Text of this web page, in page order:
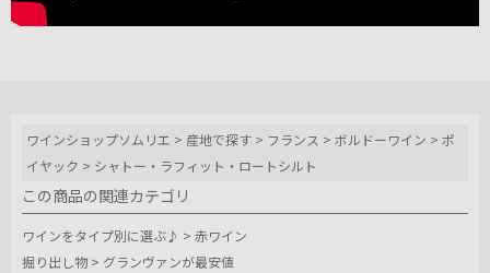
ワインショップソムリエ > 産地で探す > フランス >ボルドーワイン >ポ
イヤック > シャトー・ラフィット・ロートシルト
この商品の関連カテゴリ
ワインをタイプ別に選ぶ♪ > 赤ワイン
掘り出し物 > グランヴァンが最安値